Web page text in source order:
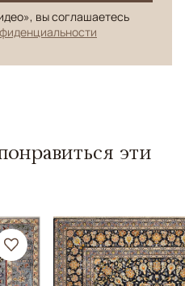
вы соглашаетесь
эти